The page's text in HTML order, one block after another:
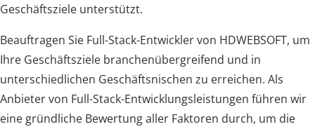
Geschäftsziele unterstützt.
Beauftragen Sie Full-Stack-Entwickler von HDWEBSOFT, um
Ihre Geschäftsziele branchenübergreifend und in
unterschiedlichen Geschäftsnischen zu erreichen. Als
Anbieter von Full-Stack-Entwicklungsleistungen führen wir
eine gründliche Bewertung aller Faktoren durch, um die